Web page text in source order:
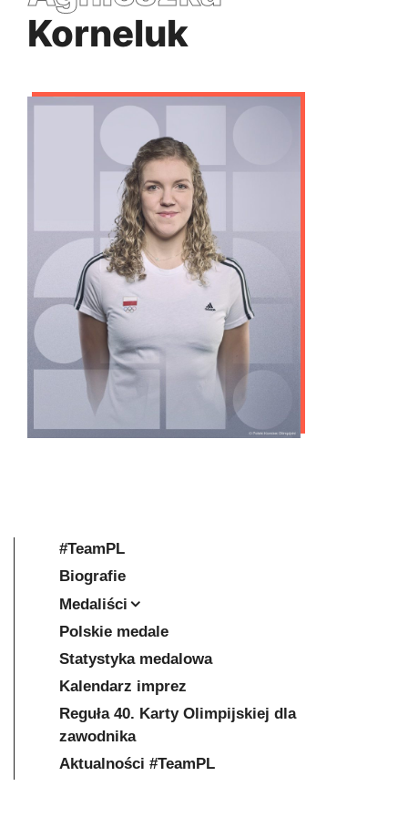
Korneluk
#TeamPL
Biografie
Medaliści
Polskie medale
Statystyka medalowa
Kalendarz imprez
Reguła 40. Karty Olimpijskiej dla
zawodnika
Aktualności #TeamPL